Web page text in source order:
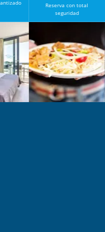
Reserva con total
seguridad